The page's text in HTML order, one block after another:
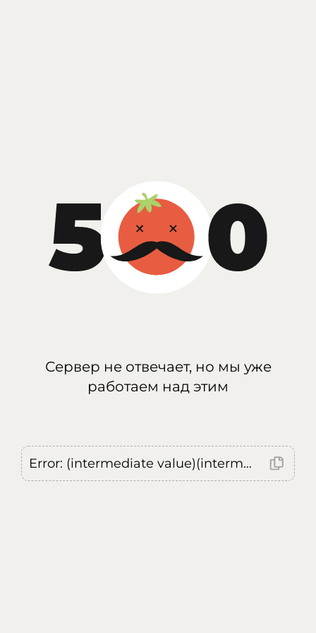
Сервер не отвечает, но мы уже
работаем над этим
Error: (intermediate value)(intermediate value)(intermediate value).replaceAll is not a function